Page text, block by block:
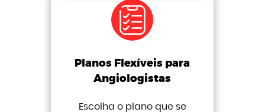
Planos Flexíveis para
Angiologistas
Escolha o plano que se